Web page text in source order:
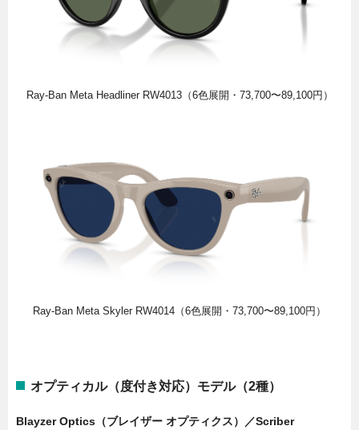
Ray-Ban Meta Headliner RW4013（6色展開・73,700〜89,100円）
Ray-Ban Meta Skyler RW4014（6色展開・73,700〜89,100円）
オプティカル（度付き対応）モデル（2種）
Blayzer Optics（ブレイザー オプティクス）／Scriber